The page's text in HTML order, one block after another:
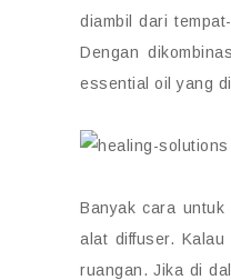
diambil dari
Dengan
essential oil yang
Banyak cara
alat diffuser.
ruangan. Jika di